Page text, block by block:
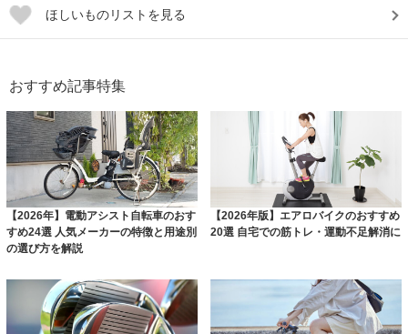
ほしいものリストを見る
おすすめ記事特集
【2026年】電動アシスト自転車のおす
すめ24選 人気メーカーの特徴と用途別
の選び方を解説
【2026年版】エアロバイクのおすすめ
20選 自宅での筋トレ・運動不足解消に